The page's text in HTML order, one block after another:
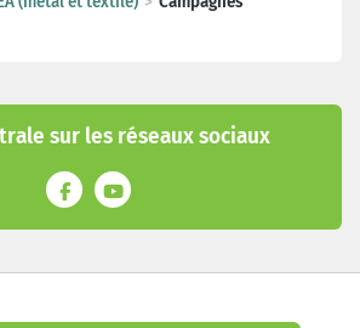
sur les réseaux sociaux